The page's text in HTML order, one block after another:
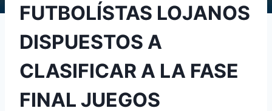
FUTBOLÍSTAS LOJANOS
DISPUESTOS A
CLASIFICAR A LA FASE
FINAL JUEGOS